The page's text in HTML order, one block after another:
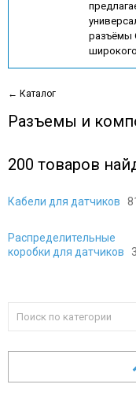
разъёмы
← Каталог
Разъемы и
200 товаров
Кабели для датчиков
Распределительные
коробки для датчиков